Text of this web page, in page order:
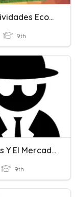
Las Actividades Económicas
9th
Agentes Y El Mercado
9th